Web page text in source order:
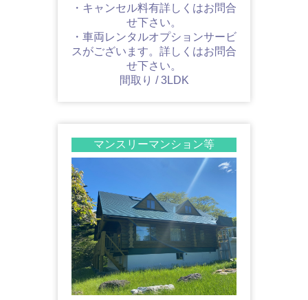
・キャンセル料有詳しくはお問合
せ下さい。
・車両レンタルオプションサービ
スがございます。詳しくはお問合
せ下さい。
間取り / 3LDK
マンスリーマンション等